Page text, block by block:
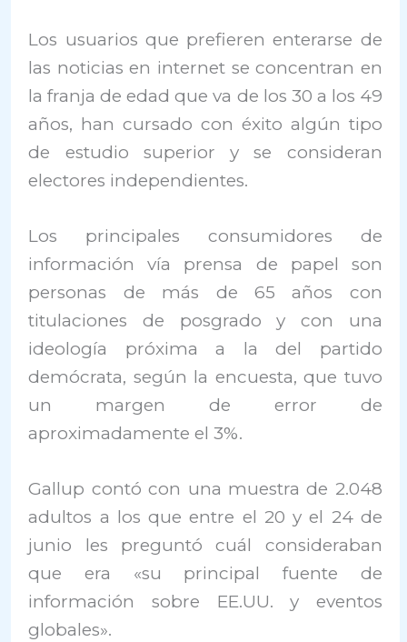
Los usuarios que prefieren enterarse de
las noticias en internet se concentran en
la franja de edad que va de los 30 a los 49
años, han cursado con éxito algún tipo
de estudio superior y se consideran
electores independientes.
Los principales consumidores de
información vía prensa de papel son
personas de más de 65 años con
titulaciones de posgrado y con una
ideología próxima a la del partido
demócrata, según la encuesta, que tuvo
un margen de error de
aproximadamente el 3%.
Gallup contó con una muestra de 2.048
adultos a los que entre el 20 y el 24 de
junio les preguntó cuál consideraban
que era «su principal fuente de
información sobre EE.UU. y eventos
globales».